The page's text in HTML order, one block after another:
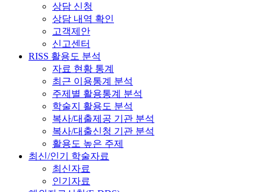
상담 신청
상담 내역 확인
고객제안
신고센터
RISS 활용도 분석
자료 현황 통계
최근 이용통계 분석
주제별 활용통계 분석
학술지 활용도 분석
복사/대출제공 기관 분석
복사/대출신청 기관 분석
활용도 높은 주제
최신/인기 학술자료
최신자료
인기자료